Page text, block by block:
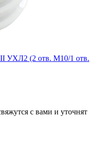
УХЛ2 (2 отв. М10/1 отв.
с вами и уточнят